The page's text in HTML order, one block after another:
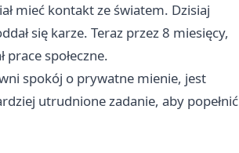
mieć kontakt ze światem. Dzisiaj
się karze. Teraz przez 8 miesięcy,
społeczne.
spokój o prywatne mienie, jest
utrudnione zadanie, aby popełnić